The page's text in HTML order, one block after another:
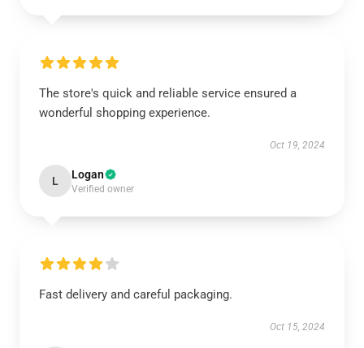
The store's quick and reliable service ensured a
wonderful shopping experience.
Oct 19, 2024
L Logan
Verified owner
Fast delivery and careful packaging.
Oct 15, 2024